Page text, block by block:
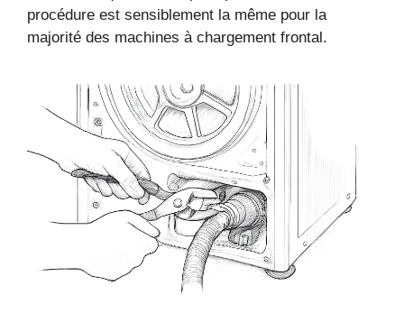
procédure est sensiblement la même pour la
majorité des machines à chargement frontal.